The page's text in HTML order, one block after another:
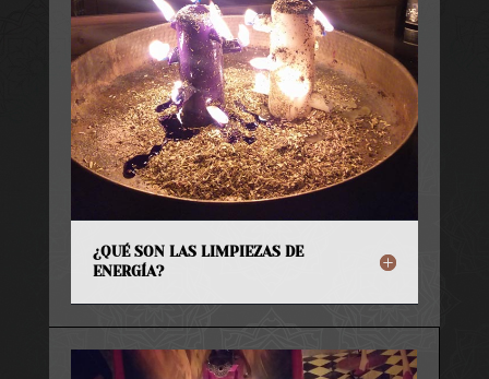
¿QUÉ SON LAS LIMPIEZAS DE
ENERGÍA?